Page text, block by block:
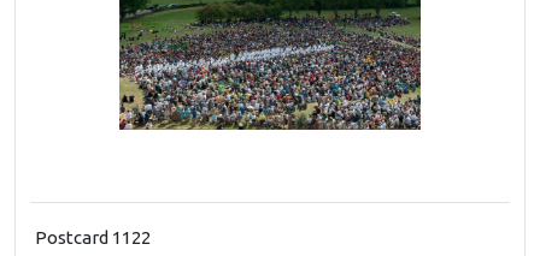
Postcard 1122